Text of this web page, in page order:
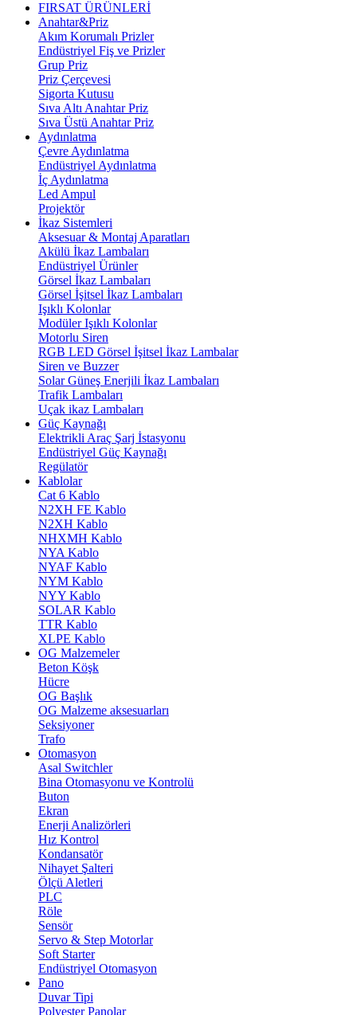
FIRSAT ÜRÜNLERİ
Anahtar&Priz
Akım Korumalı Prizler
Endüstriyel Fiş ve Prizler
Grup Priz
Priz Çerçevesi
Sigorta Kutusu
Sıva Altı Anahtar Priz
Sıva Üstü Anahtar Priz
Aydınlatma
Çevre Aydınlatma
Endüstriyel Aydınlatma
İç Aydınlatma
Led Ampul
Projektör
İkaz Sistemleri
Aksesuar & Montaj Aparatları
Akülü İkaz Lambaları
Endüstriyel Ürünler
Görsel İkaz Lambaları
Görsel İşitsel İkaz Lambaları
Işıklı Kolonlar
Modüler Işıklı Kolonlar
Motorlu Siren
RGB LED Görsel İşitsel İkaz Lambalar
Siren ve Buzzer
Solar Güneş Enerjili İkaz Lambaları
Trafik Lambaları
Uçak ikaz Lambaları
Güç Kaynağı
Elektrikli Araç Şarj İstasyonu
Endüstriyel Güç Kaynağı
Regülatör
Kablolar
Cat 6 Kablo
N2XH FE Kablo
N2XH Kablo
NHXMH Kablo
NYA Kablo
NYAF Kablo
NYM Kablo
NYY Kablo
SOLAR Kablo
TTR Kablo
XLPE Kablo
OG Malzemeler
Beton Köşk
Hücre
OG Başlık
OG Malzeme aksesuarları
Seksiyoner
Trafo
Otomasyon
Asal Switchler
Bina Otomasyonu ve Kontrolü
Buton
Ekran
Enerji Analizörleri
Hız Kontrol
Kondansatör
Nihayet Şalteri
Ölçü Aletleri
PLC
Röle
Sensör
Servo & Step Motorlar
Soft Starter
Endüstriyel Otomasyon
Pano
Duvar Tipi
Polyester Panolar